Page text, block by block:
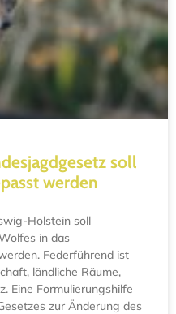
soll
werden
Holstein soll
in das
Federführend ist
ländliche Räume,
Eine Formulierungshilfe
zur Änderung des